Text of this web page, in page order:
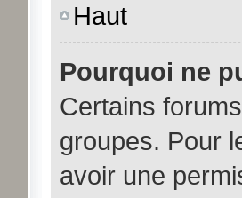
Haut
Pourquoi ne
Certains
groupes. Pour
avoir une